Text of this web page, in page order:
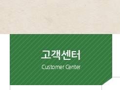
고객센터
Customer Center